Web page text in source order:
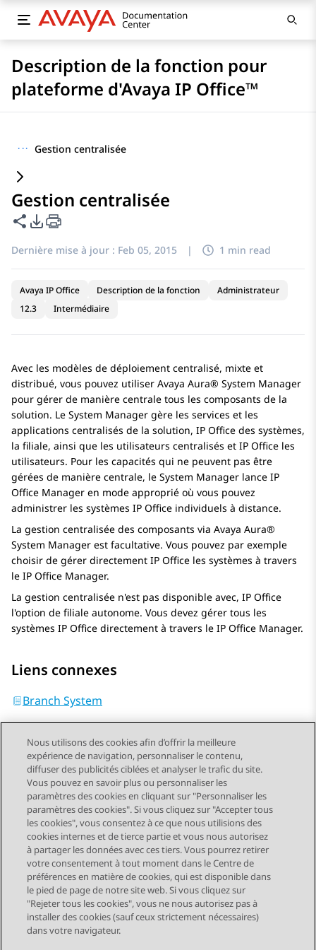
Description de la fonction pour
plateforme d'Avaya IP Office™
··· Gestion centralisée
Gestion centralisée
Partager cette page
Options d'exportation PDF
Dernière mise à jour : Feb 05, 2015 | 1 min read
Avaya IP Office Description de la fonction
Administrateur
12.3
Intermédiaire
Avec les modèles de déploiement centralisé, mixte et
distribué, vous pouvez utiliser Avaya Aura® System Manager
pour gérer de manière centrale tous les composants de la
solution. Le System Manager gère les services et les
applications centralisés de la solution, IP Office des systèmes,
la filiale, ainsi que les utilisateurs centralisés et IP Office les
utilisateurs. Pour les capacités qui ne peuvent pas être
gérées de manière centrale, le System Manager lance IP
Office Manager en mode approprié où vous pouvez
administrer les systèmes IP Office individuels à distance.
La gestion centralisée des composants via Avaya Aura®
System Manager est facultative. Vous pouvez par exemple
choisir de gérer directement IP Office les systèmes à travers
le IP Office Manager.
La gestion centralisée n'est pas disponible avec, IP Office
l'option de filiale autonome. Vous devez gérer tous les
systèmes IP Office directement à travers le IP Office Manager.
Liens connexes
Branch System
Send Feedback
Navigation par sujet
Sujet précédent Sujet suivant
STAY CONNECTED
Nous utilisons des cookies afin d’offrir la meilleure
expérience de navigation, personnaliser le contenu,
diffuser des publicités ciblées et analyser le trafic du site.
Vous pouvez en savoir plus ou personnaliser les
paramètres des cookies en cliquant sur "Personnaliser les
paramètres des cookies". Si vous cliquez sur "Accepter tous
les cookies", vous consentez à ce que nous utilisions des
cookies internes et de tierce partie et vous nous autorisez
à partager les données avec ces tiers. Vous pourrez retirer
votre consentement à tout moment dans le Centre de
préférences en matière de cookies, qui est disponible dans
le pied de page de notre site web. Si vous cliquez sur
"Rejeter tous les cookies", vous ne nous autorisez pas à
installer des cookies (sauf ceux strictement nécessaires)
dans votre navigateur.